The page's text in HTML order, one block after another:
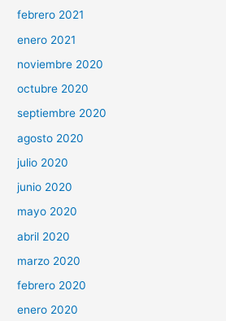
febrero 2021
enero 2021
noviembre 2020
octubre 2020
septiembre 2020
agosto 2020
julio 2020
junio 2020
mayo 2020
abril 2020
marzo 2020
febrero 2020
enero 2020